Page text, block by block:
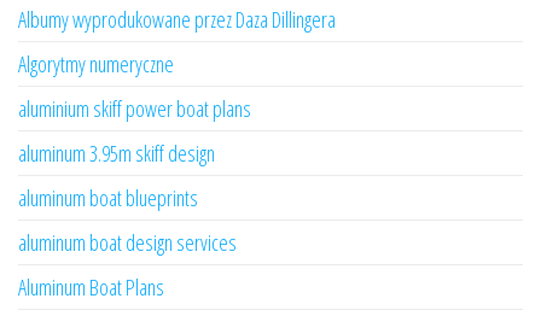
Albumy wyprodukowane przez Daza Dillingera
Algorytmy numeryczne
aluminium skiff power boat plans
aluminum 3.95m skiff design
aluminum boat blueprints
aluminum boat design services
Aluminum Boat Plans